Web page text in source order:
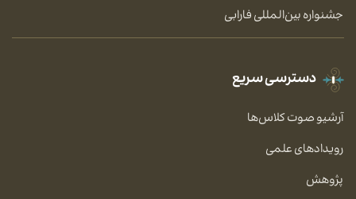
جشنواره بین‌المللی فارابی
دسترسی سریع
آرشیو صوت کلاس‌ها
رویدادهای علمی
پژوهش